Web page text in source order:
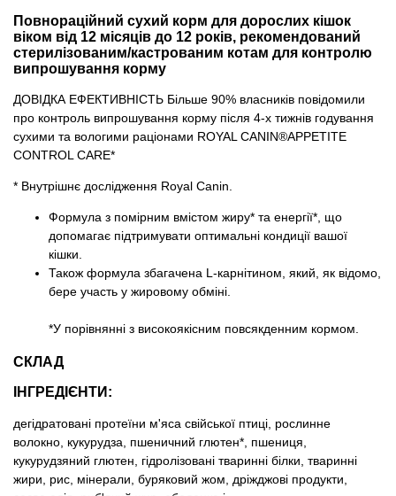
Повнораційний сухий корм для дорослих кішок
віком від 12 місяців до 12 років, рекомендований
стерилізованим/кастрованим котам для контролю
випрошування корму
ДОВІДКА ЕФЕКТИВНІСТЬ Більше 90% власників повідомили
про контроль випрошування корму після 4-х тижнів годування
сухими та вологими раціонами ROYAL CANIN®APPETITE
CONTROL CARE*
* Внутрішнє дослідження Royal Canin.
Формула з помірним вмістом жиру* та енергії*, що
допомагає підтримувати оптимальні кондиції вашої
кішки.
Також формула збагачена L-карнітином, який, як відомо,
бере участь у жировому обміні.
*У порівнянні з високоякісним повсякденним кормом.
СКЛАД
ІНГРЕДІЄНТИ:
дегідратовані протеїни м'яса свійської птиці, рослинне
волокно, кукурудза, пшеничний глютен*, пшениця,
кукурудзяний глютен, гідролізовані тваринні білки, тваринні
жири, рис, мінерали, буряковий жом, дріжджові продукти,